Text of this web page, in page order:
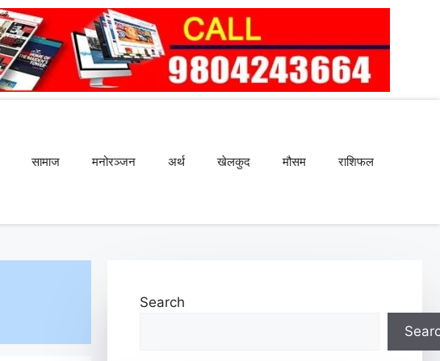
सामाज मनोरञ्जन अर्थ खेलकुद मौसम राशिफल
Search